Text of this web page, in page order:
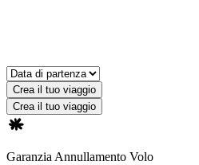
Crea il tuo viaggio
Crea il tuo viaggio
Garanzia Annullamento Volo